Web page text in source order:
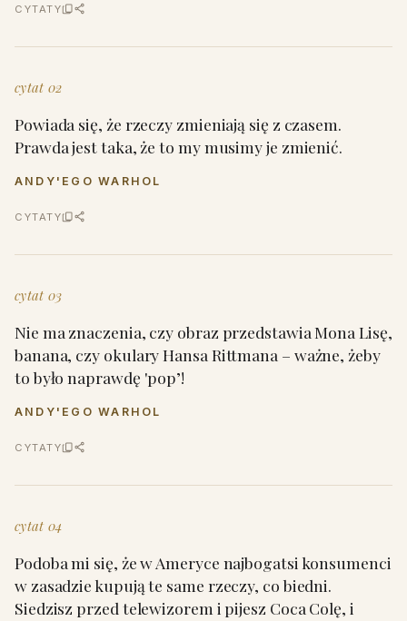
CYTATY
cytat 02
Powiada się, że rzeczy zmieniają się z czasem.
Prawda jest taka, że to my musimy je zmienić.
ANDY'EGO WARHOL
CYTATY
cytat 03
Nie ma znaczenia, czy obraz przedstawia Mona Lisę,
banana, czy okulary Hansa Rittmana – ważne, żeby
to było naprawdę 'pop’!
ANDY'EGO WARHOL
CYTATY
cytat 04
Podoba mi się, że w Ameryce najbogatsi konsumenci
w zasadzie kupują te same rzeczy, co biedni.
Siedzisz przed telewizorem i pijesz Coca Colę, i